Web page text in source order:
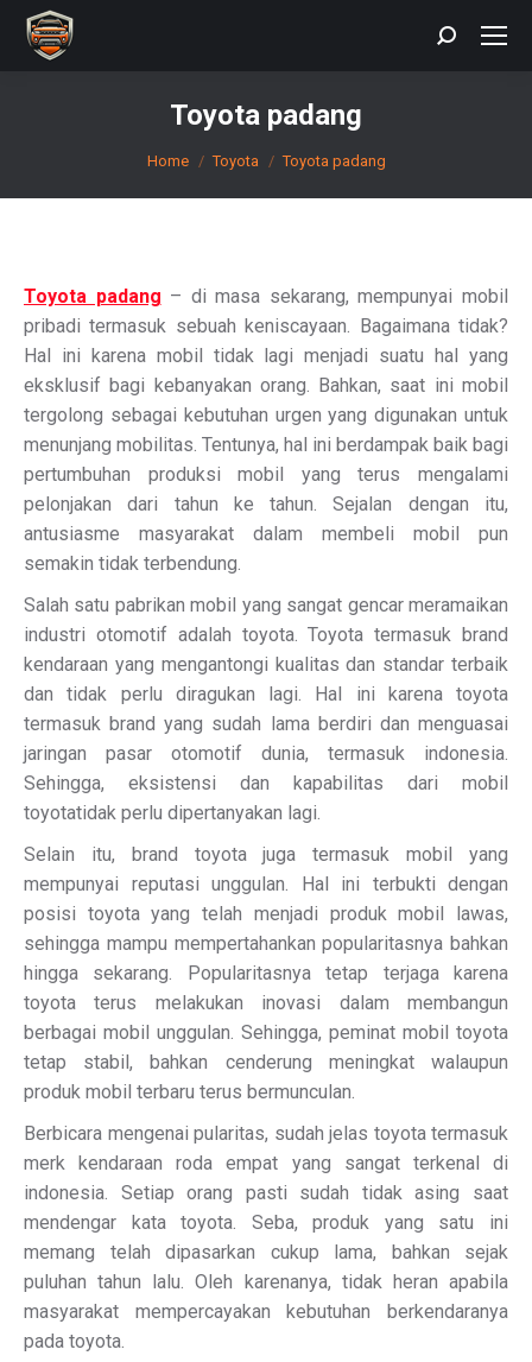
Search:
Toyota padang
You are here:
Home Toyota Toyota padang
Toyota padang – di masa sekarang, mempunyai mobil
pribadi termasuk sebuah keniscayaan. Bagaimana tidak?
Hal ini karena mobil tidak lagi menjadi suatu hal yang
eksklusif bagi kebanyakan orang. Bahkan, saat ini mobil
tergolong sebagai kebutuhan urgen yang digunakan untuk
menunjang mobilitas. Tentunya, hal ini berdampak baik bagi
pertumbuhan produksi mobil yang terus mengalami
pelonjakan dari tahun ke tahun. Sejalan dengan itu,
antusiasme masyarakat dalam membeli mobil pun
semakin tidak terbendung.
Salah satu pabrikan mobil yang sangat gencar meramaikan
industri otomotif adalah toyota. Toyota termasuk brand
kendaraan yang mengantongi kualitas dan standar terbaik
dan tidak perlu diragukan lagi. Hal ini karena toyota
termasuk brand yang sudah lama berdiri dan menguasai
jaringan pasar otomotif dunia, termasuk indonesia.
Sehingga, eksistensi dan kapabilitas dari mobil
toyotatidak perlu dipertanyakan lagi.
Selain itu, brand toyota juga termasuk mobil yang
mempunyai reputasi unggulan. Hal ini terbukti dengan
posisi toyota yang telah menjadi produk mobil lawas,
sehingga mampu mempertahankan popularitasnya bahkan
hingga sekarang. Popularitasnya tetap terjaga karena
toyota terus melakukan inovasi dalam membangun
berbagai mobil unggulan. Sehingga, peminat mobil toyota
tetap stabil, bahkan cenderung meningkat walaupun
produk mobil terbaru terus bermunculan.
Berbicara mengenai pularitas, sudah jelas toyota termasuk
merk kendaraan roda empat yang sangat terkenal di
indonesia. Setiap orang pasti sudah tidak asing saat
mendengar kata toyota. Seba, produk yang satu ini
memang telah dipasarkan cukup lama, bahkan sejak
puluhan tahun lalu. Oleh karenanya, tidak heran apabila
masyarakat mempercayakan kebutuhan berkendaranya
pada toyota.